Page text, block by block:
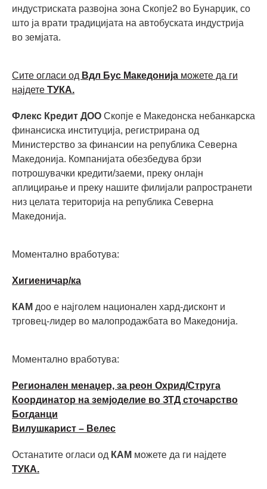
индустриската развојна зона Скопје2 во Бунарџик, со
што ја врати традицијата на автобуската индустрија
во земјата.
Сите огласи од Вдл Бус Македонија можете да ги
најдете ТУКА.
Флекс Кредит ДОО Скопје е Македонска небанкарска
финансиска институција, регистрирана од
Министерство за финансии на република Северна
Македонија. Компанијата обезбедува брзи
потрошувачки кредити/заеми, преку онлајн
аплицирање и преку нашите филијали рапространети
низ целата територија на република Северна
Македонија.
Моментално вработува:
Хигиеничар/ка
КАМ доо е најголем национален хард-дисконт и
трговец-лидер во малопродажбата во Македонија.
Моментално вработува:
Регионален менаџер, за реон Охрид/Струга
Координатор на земјоделие во ЗТД сточарство
Богданци
Вилушкарист – Велес
Останатите огласи од КАМ можете да ги најдете
ТУКА.